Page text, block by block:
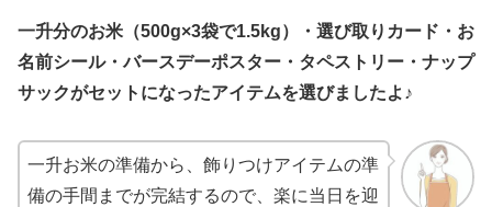
一升分のお米（500g×3袋で1.5kg）・選び取りカード・お
名前シール・バースデーポスター・タペストリー・ナップ
サックがセットになったアイテムを選びましたよ♪
一升お米の準備から、飾りつけアイテムの準
備の手間までが完結するので、楽に当日を迎